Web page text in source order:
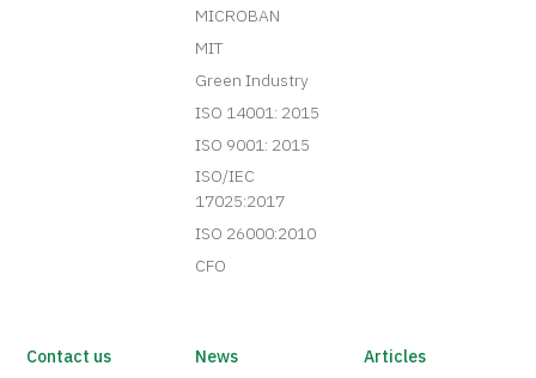
MICROBAN
MIT
Green Industry
ISO 14001: 2015
ISO 9001: 2015
ISO/IEC
17025:2017
ISO 26000:2010
CFO
Contact us
News
Articles